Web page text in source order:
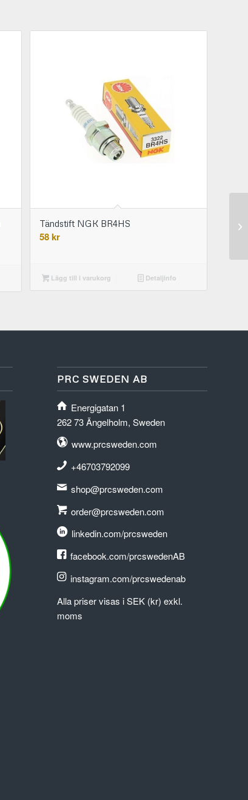
Tändstift NGK BR4HS
58kr
Lägg till i varukorg Detaljinfo
PRC SWEDEN AB
Energigatan 1
262 73 Ängelholm, Sweden
www.prcsweden.com
+46703792099
shop@prcsweden.com
order@prcsweden.com
linkedin.com/prcsweden
facebook.com/prcswedenAB
instagram.com/prcswedenab
Alla priser visas i SEK (kr) exkl.
moms